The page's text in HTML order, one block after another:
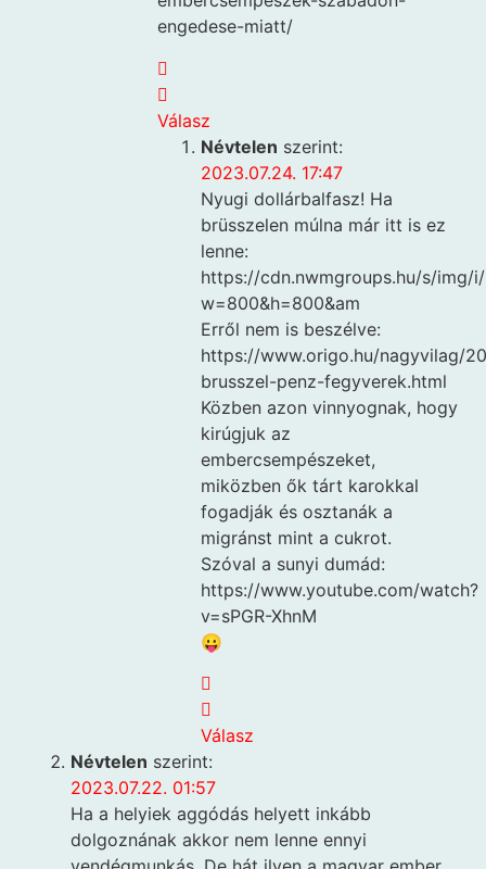
engedese-miatt/
Válasz
Névtelen szerint:
2023.07.24. 17:47
Nyugi dollárbalfasz! Ha
brüsszelen múlna már itt is ez
lenne:
https://cdn.nwmgroups.hu/s/img/i/
w=800&h=800&am
Erről nem is beszélve:
https://www.origo.hu/nagyvilag/
brusszel-penz-fegyverek.html
Közben azon vinnyognak, hogy
kirúgjuk az
embercsempészeket,
miközben ők tárt karokkal
fogadják és osztanák a
migránst mint a cukrot.
Szóval a sunyi dumád:
https://www.youtube.com/watch?
v=sPGR-XhnM
😛
Válasz
Névtelen szerint:
2023.07.22. 01:57
Ha a helyiek aggódás helyett inkább
dolgoznának akkor nem lenne ennyi